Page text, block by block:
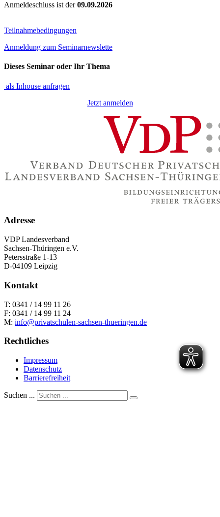
Anmeldeschluss ist der09.09.2026
Teilnahmebedingungen
Anmeldung zum Seminarnewslette
Dieses Seminar oder Ihr Thema
als Inhouse anfragen
Jetzt anmelden
Adresse
VDP Landesverband
Sachsen-Thüringen e.V.
Petersstraße 1-13
D-04109 Leipzig
Kontakt
T: 0341 / 14 99 11 26
F: 0341 / 14 99 11 24
M: info@privatschulen-sachsen-thueringen.de
Rechtliches
Impressum
Datenschutz
Barrierefreiheit
Suchen ...